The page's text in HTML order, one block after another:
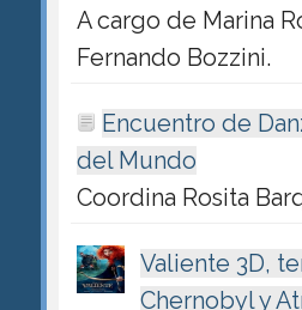
A cargo de Marina
Fernando Bozzini.
Encuentro de
del Mundo
Coordina Rosita
Valiente 3D,
Chernobyl y